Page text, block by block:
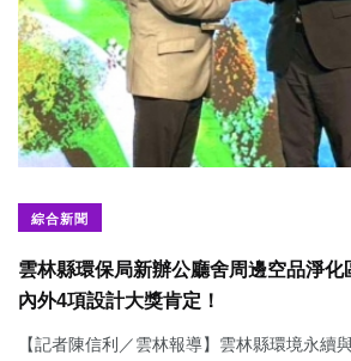
綜合新聞
雲林縣環保局新辦公廳舍周邊空品淨化
內外4項設計大獎肯定！
【記者陳信利／雲林報導】雲林縣環境永續